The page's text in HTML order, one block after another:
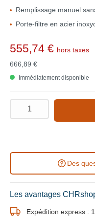
Remplissage manuel
Porte-filtre en acier
555,74 € hors taxes
666,89 €
Immédiatement disponible
Des
Les avantages
Expédition express :